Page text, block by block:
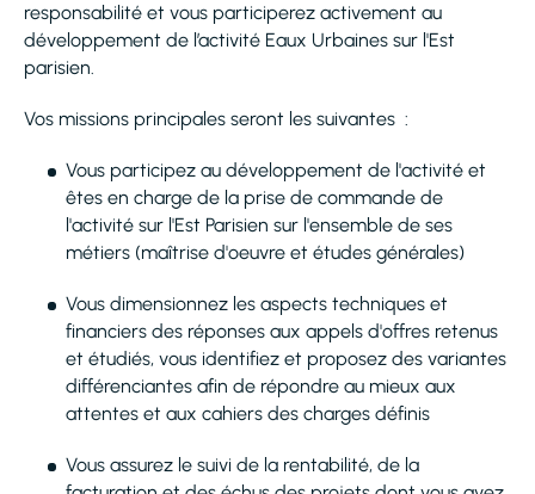
responsabilité et vous participerez activement au
développement de l’activité Eaux Urbaines sur l'Est
parisien.
Vos missions principales seront les suivantes :
Vous participez au développement de l'activité et
êtes en charge de la prise de commande de
l'activité sur l'Est Parisien sur l'ensemble de ses
métiers (maîtrise d'oeuvre et études générales)
Vous dimensionnez les aspects techniques et
financiers des réponses aux appels d'offres retenus
et étudiés, vous identifiez et proposez des variantes
différenciantes afin de répondre au mieux aux
attentes et aux cahiers des charges définis
Vous assurez le suivi de la rentabilité, de la